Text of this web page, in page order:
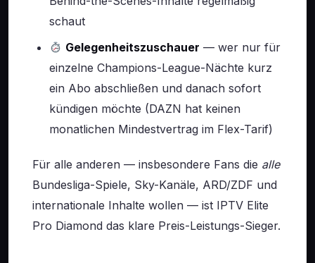
schaut
Gelegenheitszuschauer — wer nur für
einzelne Champions-League-Nächte kurz
ein Abo abschließen und danach sofort
kündigen möchte (DAZN hat keinen
monatlichen Mindestvertrag im Flex-Tarif)
Für alle anderen — insbesondere Fans die alle
Bundesliga-Spiele, Sky-Kanäle, ARD/ZDF und
internationale Inhalte wollen — ist IPTV Elite
Pro Diamond das klare Preis-Leistungs-Sieger.